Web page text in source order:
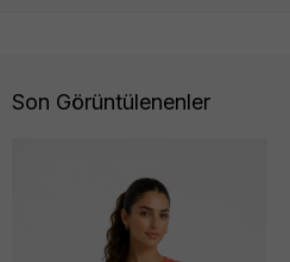
Son Görüntülenenler